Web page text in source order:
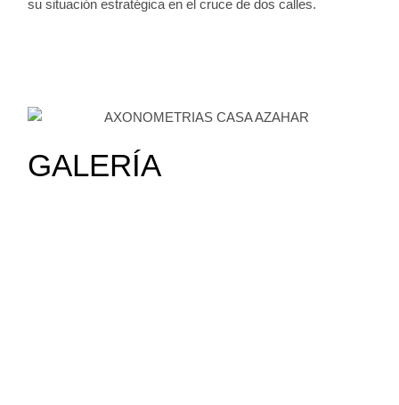
su situación estratégica en el cruce de dos calles.
GALERÍA